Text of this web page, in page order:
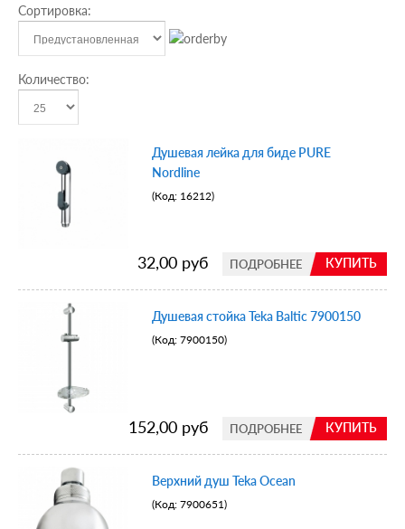
Сортировка:
Количество:
Душевая лейка для биде PURE
Nordline
(Код: 16212)
КУПИТЬ
ПОДРОБНЕЕ
32,00 руб
Душевая стойка Teka Baltic 7900150
(Код: 7900150)
КУПИТЬ
ПОДРОБНЕЕ
152,00 руб
Верхний душ Teka Ocean
(Код: 7900651)